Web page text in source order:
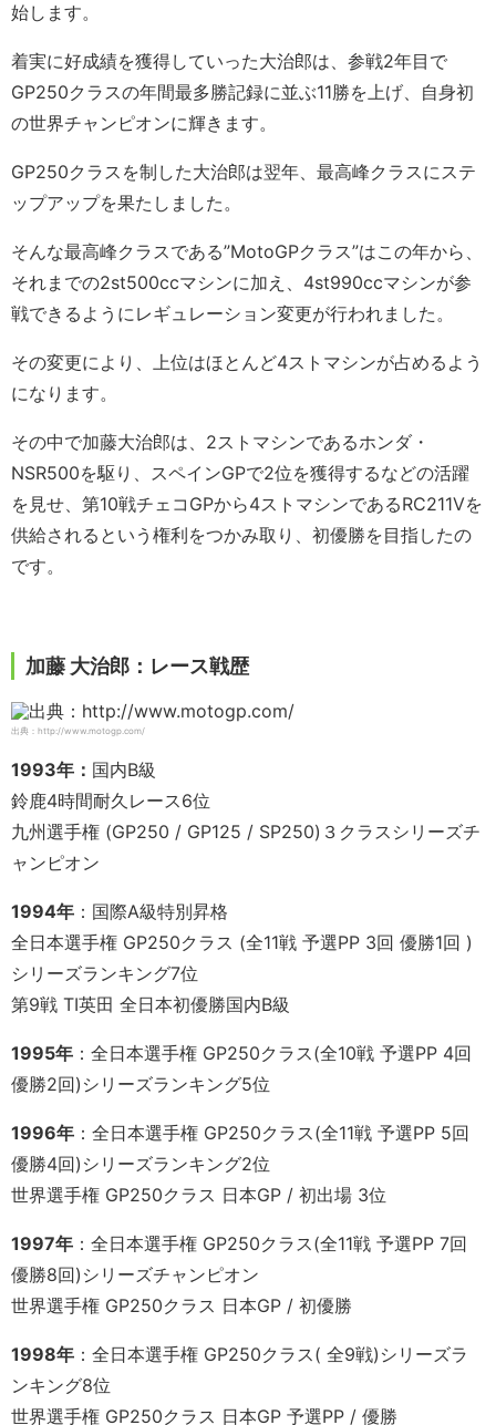
始します。
着実に好成績を獲得していった大治郎は、参戦2年目で
GP250クラスの年間最多勝記録に並ぶ11勝を上げ、自身初
の世界チャンピオンに輝きます。
GP250クラスを制した大治郎は翌年、最高峰クラスにステ
ップアップを果たしました。
そんな最高峰クラスである”MotoGPクラス”はこの年から、
それまでの2st500ccマシンに加え、4st990ccマシンが参
戦できるようにレギュレーション変更が行われました。
その変更により、上位はほとんど4ストマシンが占めるよう
になります。
その中で加藤大治郎は、2ストマシンであるホンダ・
NSR500を駆り、スペインGPで2位を獲得するなどの活躍
を見せ、第10戦チェコGPから4ストマシンであるRC211Vを
供給されるという権利をつかみ取り、初優勝を目指したの
です。
加藤 大治郎：レース戦歴
出典：http://www.motogp.com/
1993年： 国内B級
鈴鹿4時間耐久レース6位
九州選手権 (GP250 / GP125 / SP250)３クラスシリーズチ
ャンピオン
1994年 ：国際A級特別昇格
全日本選手権 GP250クラス (全11戦 予選PP 3回 優勝1回 )
シリーズランキング7位
第9戦 TI英田 全日本初優勝国内B級
1995年 ：全日本選手権 GP250クラス(全10戦 予選PP 4回
優勝2回)シリーズランキング5位
1996年 ：全日本選手権 GP250クラス(全11戦 予選PP 5回
優勝4回)シリーズランキング2位
世界選手権 GP250クラス 日本GP / 初出場 3位
1997年 ：全日本選手権 GP250クラス(全11戦 予選PP 7回
優勝8回)シリーズチャンピオン
世界選手権 GP250クラス 日本GP / 初優勝
1998年 ：全日本選手権 GP250クラス( 全9戦)シリーズラ
ンキング8位
世界選手権 GP250クラス 日本GP 予選PP / 優勝